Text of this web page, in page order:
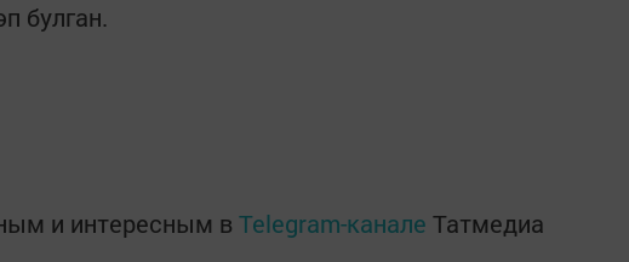
булган.
и интересным в Telegram-канале Татмедиа